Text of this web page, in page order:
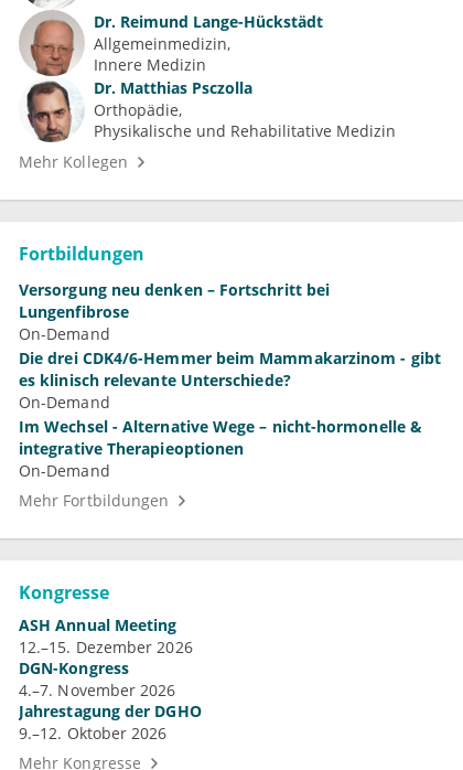
Dr. Reimund Lange-Hückstädt
Allgemeinmedizin
Innere Medizin
Dr. Matthias Psczolla
Orthopädie
Physikalische und Rehabilitative Medizin
Mehr Kollegen
Fortbildungen
Versorgung neu denken – Fortschritt bei
Lungenfibrose
On-Demand
Die drei CDK4/6-Hemmer beim Mammakarzinom - gibt
es klinisch relevante Unterschiede?
On-Demand
Im Wechsel - Alternative Wege – nicht-hormonelle &
integrative Therapieoptionen
On-Demand
Mehr Fortbildungen
Kongresse
ASH Annual Meeting
12.–15. Dezember 2026
DGN-Kongress
4.–7. November 2026
Jahrestagung der DGHO
9.–12. Oktober 2026
Mehr Kongresse